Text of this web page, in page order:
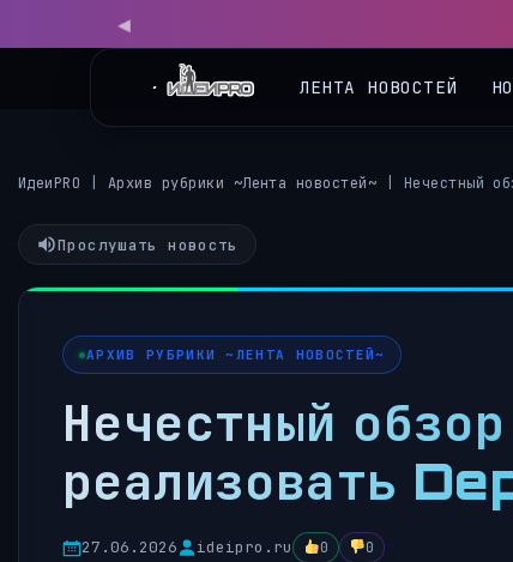
ИдеиPRO Архив рубрики ~Лента новостей~ Нечестный
Прослушать новость
АРХИВ РУБРИКИ ~ЛЕНТА НОВОСТЕЙ~
Нечестный
реализовать
27.06.2026 ideipro.ru 0 0